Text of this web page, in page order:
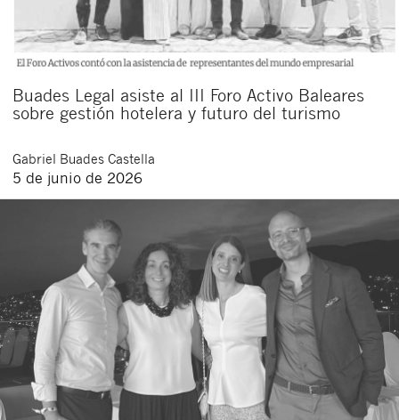
Buades Legal asiste al III Foro Activo Baleares
sobre gestión hotelera y futuro del turismo
Gabriel Buades Castella
5 de junio de 2026